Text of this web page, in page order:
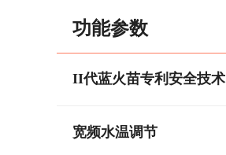
功能参数
II代蓝火苗专利安全技术
宽频水温调节